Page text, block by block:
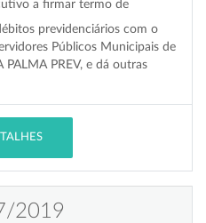
a firmar termo de
previdenciários com o
Públicos Municipais de
PALMA PREV, e dá outras
2019